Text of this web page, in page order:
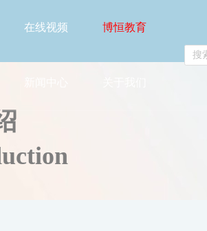
在线视频 博恒教育